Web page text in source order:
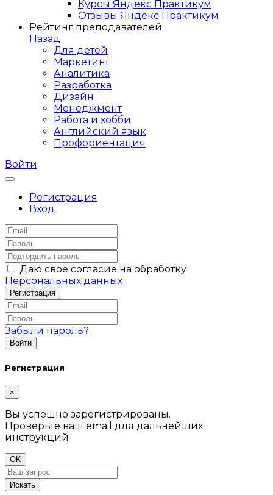
Курсы Яндекс Практикум
Отзывы Яндекс Практикум
Рейтинг преподавателей
Назад
Для детей
Маркетинг
Аналитика
Разработка
Дизайн
Менеджмент
Работа и хобби
Английский язык
Профориентация
Войти
Регистрация
Вход
Даю свое согласие на обработку
Персональных данных
Забыли пароль?
Регистрация
×
Вы успешно зарегистрированы.
Проверьте ваш email для дальнейших
инструкций
OK
Искать